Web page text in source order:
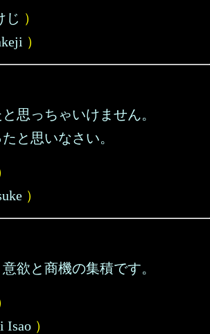
じ ）
）
思っちゃいけません。
と思いなさい。
）
欲と商機の集積です。
Isao ）